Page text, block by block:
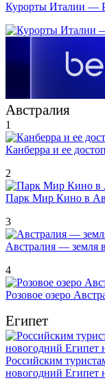
Курорты Италии —
Австралия
1
Канберра и ее
2
Парк Мир Кино в
3
Австралия — земля
4
Розовое озеро
Египет
Российским
новогодний Египет